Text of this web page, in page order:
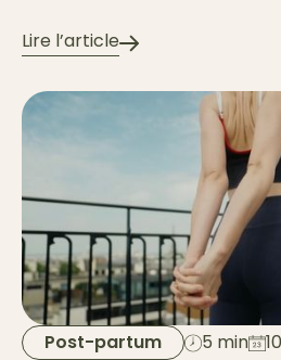
Lire l’article
Post-partum 5 min